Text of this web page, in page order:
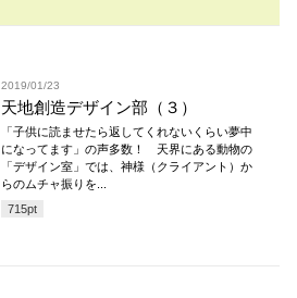
2019/01/23
天地創造デザイン部（３）
「子供に読ませたら返してくれないくらい夢中
になってます」の声多数！ 天界にある動物の
「デザイン室」では、神様（クライアント）か
らのムチャ振りを...
715pt